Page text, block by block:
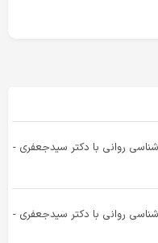
روانی با دکتر سیدجعفری -
روانی با دکتر سیدجعفری -